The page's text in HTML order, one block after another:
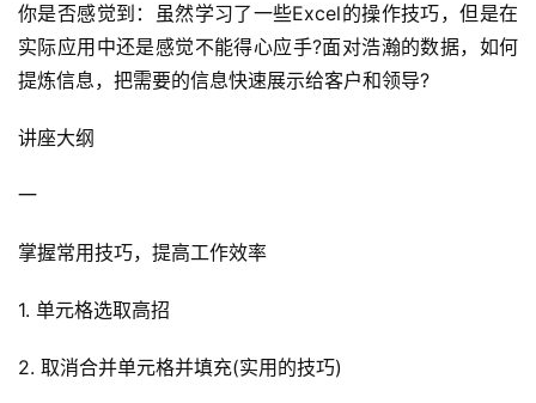
你是否感觉到：虽然学习了一些Excel的操作技巧，但是在
实际应用中还是感觉不能得心应手?面对浩瀚的数据，如何
提炼信息，把需要的信息快速展示给客户和领导?
讲座大纲
一
掌握常用技巧，提高工作效率
1. 单元格选取高招
2. 取消合并单元格并填充(实用的技巧)